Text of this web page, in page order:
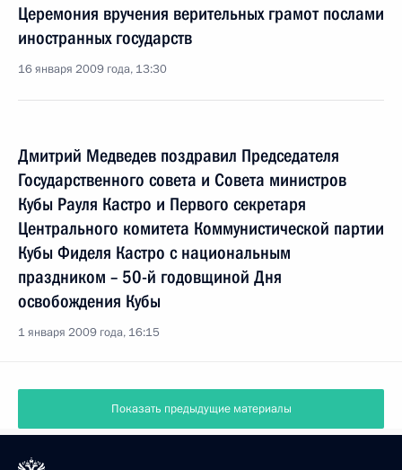
Церемония вручения верительных грамот послами
иностранных государств
16 января 2009 года, 13:30
Дмитрий Медведев поздравил Председателя
Государственного совета и Совета министров
Кубы Рауля Кастро и Первого секретаря
Центрального комитета Коммунистической партии
Кубы Фиделя Кастро с национальным
праздником – 50-й годовщиной Дня
освобождения Кубы
1 января 2009 года, 16:15
Показать предыдущие материалы